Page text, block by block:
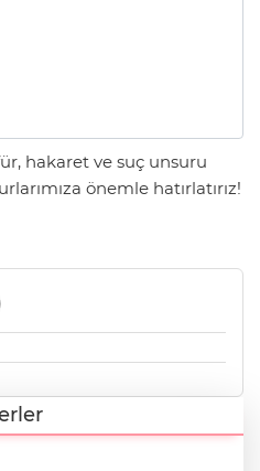
hakaret ve suç unsuru
önemle hatırlatırız!